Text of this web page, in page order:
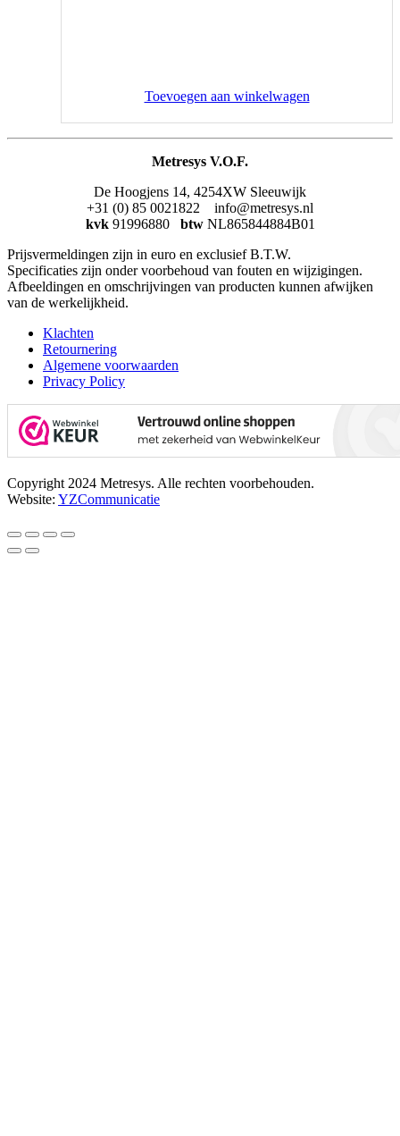
Toevoegen aan winkelwagen
Metresys V.O.F.
De Hoogjens 14, 4254XW Sleeuwijk
+31 (0) 85 0021822 info@metresys.nl
kvk 91996880 btw NL865844884B01
Prijsvermeldingen zijn in euro en exclusief B.T.W.
Specificaties zijn onder voorbehoud van fouten en wijzigingen.
Afbeeldingen en omschrijvingen van producten kunnen afwijken
van de werkelijkheid.
Klachten
Retournering
Algemene voorwaarden
Privacy Policy
Copyright 2024 Metresys. Alle rechten voorbehouden.
Website: YZCommunicatie